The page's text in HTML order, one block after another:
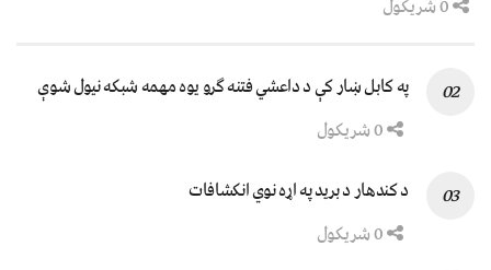
په کابل ښار کې د داعشي فتنه ګرو يوه مهمه شبکه نيول شوې
د کندهار د برید په اړه نوي انکشافات